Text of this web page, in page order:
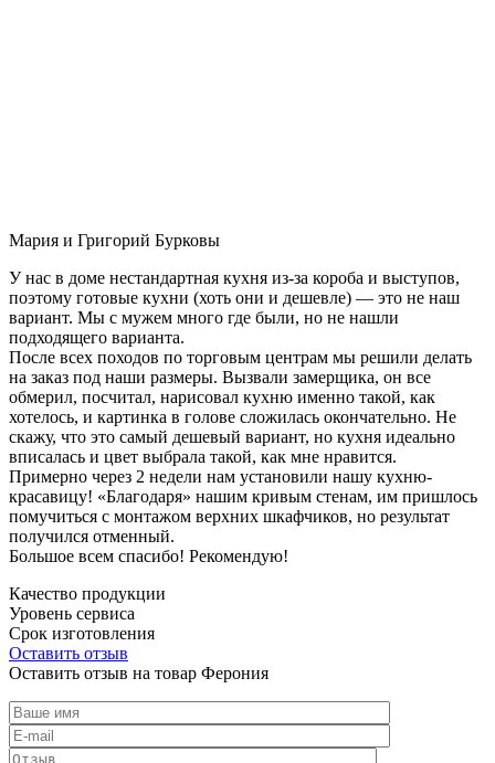
Мария и Григорий Бурковы
У нас в доме нестандартная кухня из-за короба и выступов,
поэтому готовые кухни (хоть они и дешевле) — это не наш
вариант. Мы с мужем много где были, но не нашли
подходящего варианта.
После всех походов по торговым центрам мы решили делать
на заказ под наши размеры. Вызвали замерщика, он все
обмерил, посчитал, нарисовал кухню именно такой, как
хотелось, и картинка в голове сложилась окончательно. Не
скажу, что это самый дешевый вариант, но кухня идеально
вписалась и цвет выбрала такой, как мне нравится.
Примерно через 2 недели нам установили нашу кухню-
красавицу! «Благодаря» нашим кривым стенам, им пришлось
помучиться с монтажом верхних шкафчиков, но результат
получился отменный.
Большое всем спасибо! Рекомендую!
Качество продукции
Уровень сервиса
Срок изготовления
Оставить отзыв
Оставить отзыв на товар Ферония